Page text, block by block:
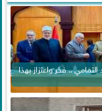
.. فخر واعتزاز بهذا